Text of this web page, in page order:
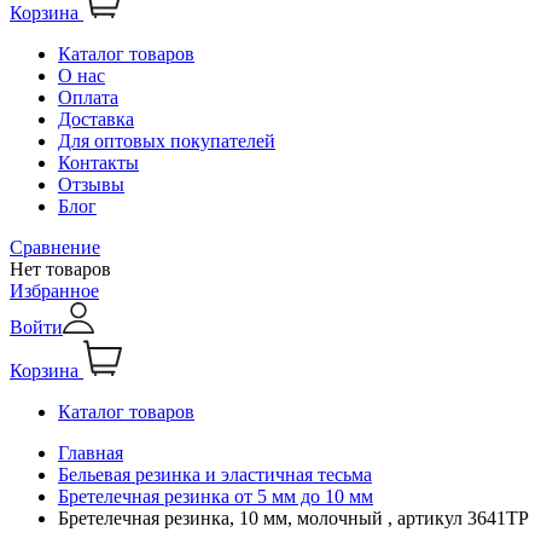
Корзина
Каталог товаров
О нас
Оплата
Доставка
Для оптовых покупателей
Контакты
Отзывы
Блог
Сравнение
Нет товаров
Избранное
Войти
Корзина
Каталог товаров
Главная
Бельевая резинка и эластичная тесьма
Бретелечная резинка от 5 мм до 10 мм
Бретелечная резинка, 10 мм, молочный , артикул 3641ТР